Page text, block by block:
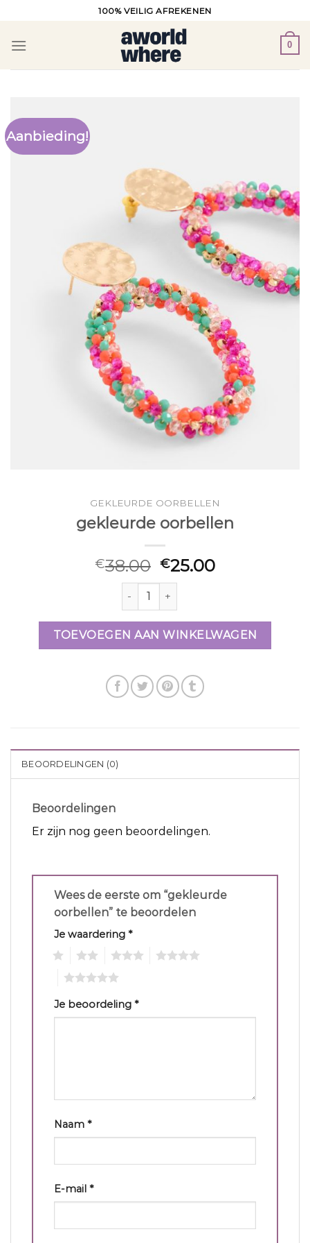
inhoud
100% VEILIG AFREKENEN
0
Aanbieding!
GEKLEURDE OORBELLEN
gekleurde oorbellen
€38.00 €25.00
gekleurde oorbellen aantal
TOEVOEGEN AAN WINKELWAGEN
BEOORDELINGEN (0)
Beoordelingen
Er zijn nog geen beoordelingen.
Wees de eerste om “gekleurde
oorbellen” te beoordelen
Je waardering *
Je beoordeling *
Naam *
E-mail *